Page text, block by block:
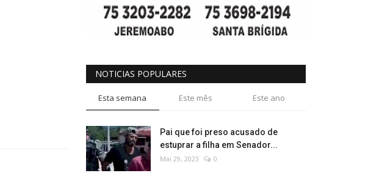
NOTICIAS POPULARES
Esta semana Este mês Este ano
Pai que foi preso acusado de
estuprar a filha em Senador...
Mai 29, 2023 0